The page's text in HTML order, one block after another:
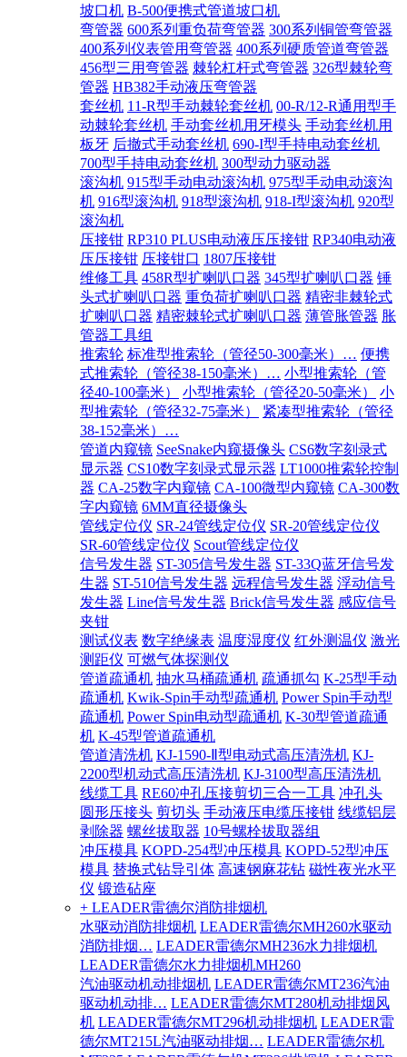
坡口机 B-500便携式管道坡口机
弯管器 600系列重负荷弯管器 300系列铜管弯管器
400系列仪表管用弯管器 400系列硬质管道弯管器
456型三用弯管器 棘轮杠杆式弯管器 326型棘轮弯
管器 HB382手动液压弯管器
套丝机 11-R型手动棘轮套丝机 00-R/12-R通用型手
动棘轮套丝机 手动套丝机用牙模头 手动套丝机用
板牙 后撤式手动套丝机 690-I型手持电动套丝机
700型手持电动套丝机 300型动力驱动器
滚沟机 915型手动电动滚沟机 975型手动电动滚沟
机 916型滚沟机 918型滚沟机 918-I型滚沟机 920型
滚沟机
压接钳 RP310 PLUS电动液压压接钳 RP340电动液
压压接钳 压接钳口 1807压接钳
维修工具 458R型扩喇叭口器 345型扩喇叭口器 锤
头式扩喇叭口器 重负荷扩喇叭口器 精密非棘轮式
扩喇叭口器 精密棘轮式扩喇叭口器 薄管胀管器 胀
管器工具组
推索轮 标准型推索轮（管径50-300毫米）… 便携
式推索轮（管径38-150毫米）… 小型推索轮（管
径40-100毫米）
小型推索轮（管径20-50毫米）
小
型推索轮（管径32-75毫米）
紧凑型推索轮（管径
38-152毫米）…
管道内窥镜 SeeSnake内窥摄像头 CS6数字刻录式
显示器 CS10数字刻录式显示器 LT1000推索轮控制
器 CA-25数字内窥镜 CA-100微型内窥镜 CA-300数
字内窥镜 6MM直径摄像头
管线定位仪 SR-24管线定位仪 SR-20管线定位仪
SR-60管线定位仪 Scout管线定位仪
信号发生器 ST-305信号发生器 ST-33Q蓝牙信号发
生器 ST-510信号发生器 远程信号发生器 浮动信号
发生器 Line信号发生器 Brick信号发生器 感应信号
夹钳
测试仪表 数字绝缘表 温度湿度仪 红外测温仪 激光
测距仪 可燃气体探测仪
管道疏通机 抽水马桶疏通机 疏通抓勾 K-25型手动
疏通机 Kwik-Spin手动型疏通机 Power Spin手动型
疏通机 Power Spin电动型疏通机 K-30型管道疏通
机 K-45型管道疏通机
管道清洗机 KJ-1590-Ⅱ型电动式高压清洗机 KJ-
2200型机动式高压清洗机 KJ-3100型高压清洗机
线缆工具 RE60冲孔压接剪切三合一工具 冲孔头
圆形压接头 剪切头 手动液压电缆压接钳 线缆铝层
剥除器 螺丝拔取器 10号螺栓拔取器组
冲压模具 KOPD-254型冲压模具 KOPD-52型冲压
模具 替换式钻导引体 高速钢麻花钻 磁性夜光水平
仪 锻造砧座
+ LEADER雷德尔消防排烟机
水驱动消防排烟机 LEADER雷德尔MH260水驱动
消防排烟… LEADER雷德尔MH236水力排烟机
LEADER雷德尔水力排烟机MH260
汽油驱动机动排烟机 LEADER雷德尔MT236汽油
驱动机动排… LEADER雷德尔MT280机动排烟风
机 LEADER雷德尔MT296机动排烟机 LEADER雷
德尔MT215L汽油驱动排烟… LEADER雷德尔机